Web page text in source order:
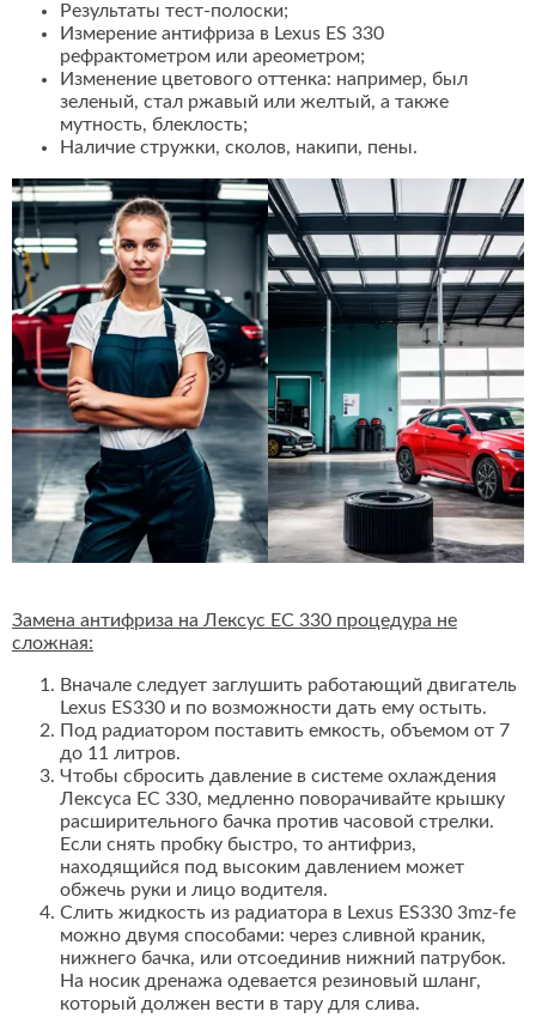
Результаты тест-полоски;
Измерение антифриза в Lexus ES 330
рефрактометром или ареометром;
Изменение цветового оттенка: например, был
зеленый, стал ржавый или желтый, а также
мутность, блеклость;
Наличие стружки, сколов, накипи, пены.
Замена антифриза на Лексус ЕС 330 процедура не
сложная:
Вначале следует заглушить работающий двигатель
Lexus ES330 и по возможности дать ему остыть.
Под радиатором поставить емкость, объемом от 7
до 11 литров.
Чтобы сбросить давление в системе охлаждения
Лексуса ЕС 330, медленно поворачивайте крышку
расширительного бачка против часовой стрелки.
Если снять пробку быстро, то антифриз,
находящийся под высоким давлением может
обжечь руки и лицо водителя.
Слить жидкость из радиатора в Lexus ES330 3mz-fe
можно двумя способами: через сливной краник,
нижнего бачка, или отсоединив нижний патрубок.
На носик дренажа одевается резиновый шланг,
который должен вести в тару для слива.